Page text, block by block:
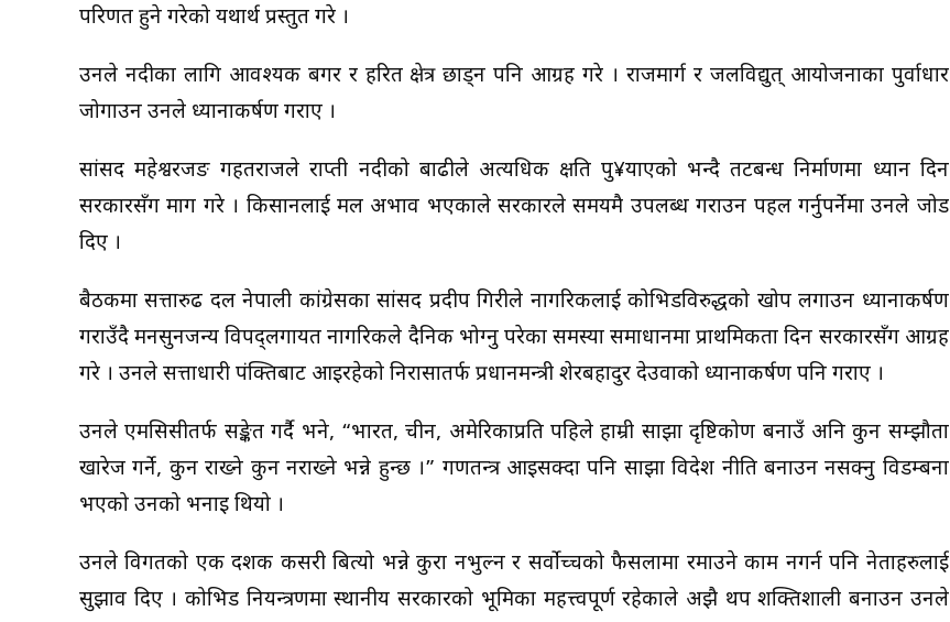
परिणत हुने गरेको यथार्थ प्रस्तुत गरे ।
उनले नदीका लागि आवश्यक बगर र हरित क्षेत्र छाड्न पनि आग्रह गरे । राजमार्ग र जलविद्युत् आयोजनाका पुर्वाधार
जोगाउन उनले ध्यानाकर्षण गराए ।
सांसद महेश्वरजङ गहतराजले राप्ती नदीको बाढीले अत्यधिक क्षति पु¥याएको भन्दै तटबन्ध निर्माणमा ध्यान दिन
सरकारसँग माग गरे । किसानलाई मल अभाव भएकाले सरकारले समयमै उपलब्ध गराउन पहल गर्नुपर्नेमा उनले जोड
दिए ।
बैठकमा सत्तारुढ दल नेपाली कांग्रेसका सांसद प्रदीप गिरीले नागरिकलाई कोभिडविरुद्धको खोप लगाउन ध्यानाकर्षण
गराउँदै मनसुनजन्य विपद्लगायत नागरिकले दैनिक भोग्नु परेका समस्या समाधानमा प्राथमिकता दिन सरकारसँग आग्रह
गरे । उनले सत्ताधारी पंक्तिबाट आइरहेको निरासातर्फ प्रधानमन्त्री शेरबहादुर देउवाको ध्यानाकर्षण पनि गराए ।
उनले एमसिसीतर्फ सङ्केत गर्दै भने, “भारत, चीन, अमेरिकाप्रति पहिले हाम्री साझा दृष्टिकोण बनाउँ अनि कुन सम्झौता
खारेज गर्ने, कुन राख्ने कुन नराख्ने भन्ने हुन्छ ।” गणतन्त्र आइसक्दा पनि साझा विदेश नीति बनाउन नसक्नु विडम्बना
भएको उनको भनाइ थियो ।
उनले विगतको एक दशक कसरी बित्यो भन्ने कुरा नभुल्न र सर्वोच्चको फैसलामा रमाउने काम नगर्न पनि नेताहरुलाई
सुझाव दिए । कोभिड नियन्त्रणमा स्थानीय सरकारको भूमिका महत्त्वपूर्ण रहेकाले अझै थप शक्तिशाली बनाउन उनले